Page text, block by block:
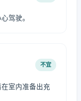
驾驶。
不宜
室内准备出充